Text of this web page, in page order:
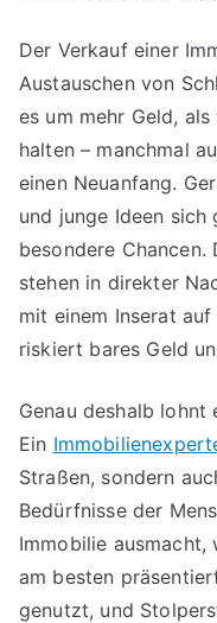
Der Verkauf einer
Austauschen von
es um mehr Geld,
halten – manchmal
einen Neuanfang.
und junge Ideen sich
besondere
stehen in direkter
mit einem Inserat
riskiert bares Geld
Genau deshalb
Ein
Straßen, sondern
Bedürfnisse der
Immobilie ausmacht,
am besten
genutzt, und